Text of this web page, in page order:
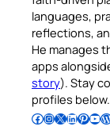
languages,
reflections,
He manages
apps
story). Stay
profiles below.
Follow Pradeep on Facebook Follow Pradeep on InstagramFollow Pradeep on X Follow Pradeep on LinkedIn Follow Pradeep on Pinterest Subscribe to Pradeep’s Youtube Channel Follow Pradeep on WordPress